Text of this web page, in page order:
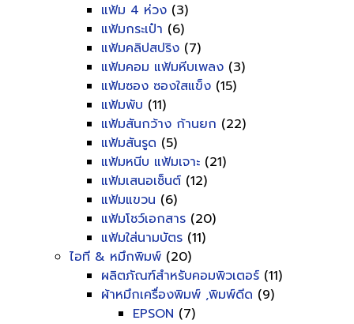
แฟ้ม 4 ห่วง (3)
แฟ้มกระเป๋า (6)
แฟ้มคลิปสปริง (7)
แฟ้มคอม แฟ้มหีบเพลง (3)
แฟ้มซอง ซองใสแข็ง (15)
แฟ้มพับ (11)
แฟ้มสันกว้าง ก้านยก (22)
แฟ้มสันรูด (5)
แฟ้มหนีบ แฟ้มเจาะ (21)
แฟ้มเสนอเซ็นต์ (12)
แฟ้มแขวน (6)
แฟ้มโชว์เอกสาร (20)
แฟ้มใส่นามบัตร (11)
ไอที & หมึกพิมพ์ (20)
ผลิตภัณฑ์สำหรับคอมพิวเตอร์ (11)
ผ้าหมึกเครื่องพิมพ์ ,พิมพ์ดีด (9)
EPSON (7)